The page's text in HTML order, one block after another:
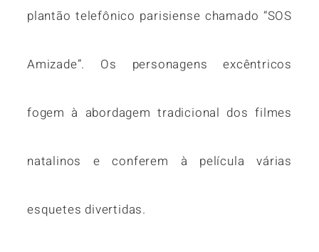
plantão telefônico parisiense chamado “SOS
Amizade”. Os personagens excêntricos
fogem à abordagem tradicional dos filmes
natalinos e conferem à película várias
esquetes divertidas.